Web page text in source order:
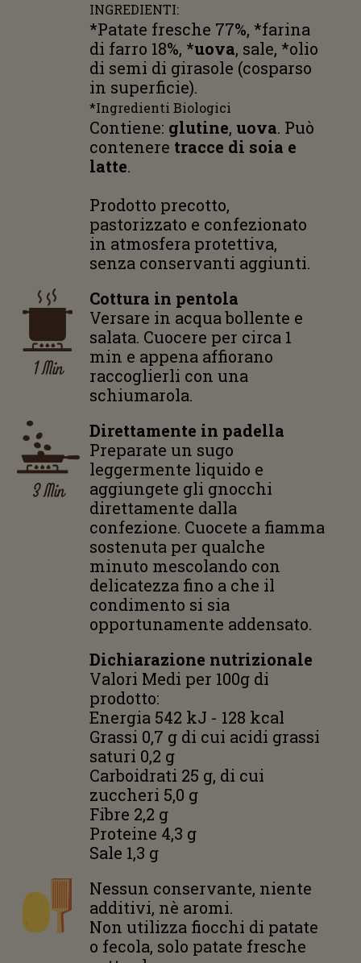
INGREDIENTI:
*Patate fresche 77%, *farina
di farro 18%, *uova, sale, *olio
di semi di girasole (cosparso
in superficie).
*Ingredienti Biologici
Contiene: glutine, uova. Può
contenere tracce di soia e
latte.
Prodotto precotto,
pastorizzato e confezionato
in atmosfera protettiva,
senza conservanti aggiunti.
Cottura in pentola
Versare in acqua bollente e
salata. Cuocere per circa 1
min e appena affiorano
raccoglierli con una
schiumarola.
1 Min
Direttamente in padella
Preparate un sugo
leggermente liquido e
aggiungete gli gnocchi
direttamente dalla
confezione. Cuocete a fiamma
sostenuta per qualche
minuto mescolando con
delicatezza fino a che il
condimento si sia
opportunamente addensato.
3 Min
Dichiarazione nutrizionale
Valori Medi per 100g di
prodotto:
Energia 542 kJ - 128 kcal
Grassi 0,7 g di cui acidi grassi
saturi 0,2 g
Carboidrati 25 g, di cui
zuccheri 5,0 g
Fibre 2,2 g
Proteine 4,3 g
Sale 1,3 g
Nessun conservante, niente
additivi, nè aromi.
Non utilizza fiocchi di patate
o fecola, solo patate fresche